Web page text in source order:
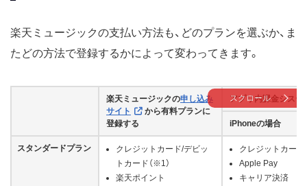
楽天ミュージックの支払い方法も、どのプランを選ぶか、ま
たどの方法で登録するかによって変わってきます。
楽天ミュージックの申し込み
サイト
から有料プランに
登録する
アプリ内課金シス
iPhoneの場合
スタンダードプラン
クレジットカード/デビッ
トカード（※1）
楽天ポイント
クレジットカード
Apple Pay
キャリア決済
スクロール